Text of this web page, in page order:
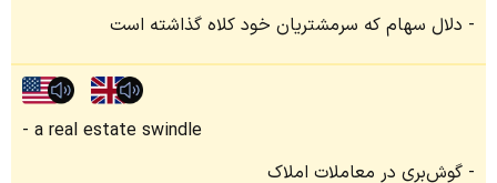
دلال سهام که سرمشتریان خود کلاه گذاشته است
a real estate swindle
گوش‌بری در معاملات املاک